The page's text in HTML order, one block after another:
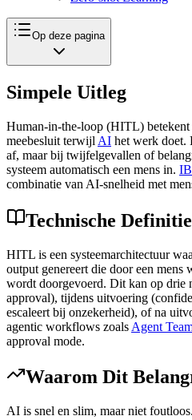
Op deze pagina
Simpele Uitleg
Human-in-the-loop (HITL) betekent
meebesluit terwijl AI het werk doet.
af, maar bij twijfelgevallen of
systeem automatisch een mens in.
combinatie van AI-snelheid met
Technische Definitie
HITL is een systeemarchitectuur
output genereert die door een mens
wordt doorgevoerd. Dit kan op drie
approval), tijdens uitvoering
escaleert bij onzekerheid), of na
agentic workflows zoals Agent
approval mode.
Waarom Dit
AI is snel en slim, maar niet foutloos.